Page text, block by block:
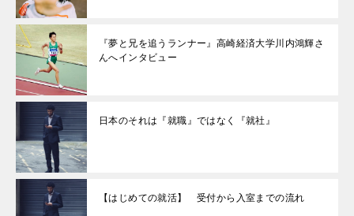
『夢と兄を追うランナー』高崎経済大学川内鴻輝さ
んへインタビュー
日本のそれは『就職』ではなく『就社』
【はじめての就活】 受付から入室までの流れ